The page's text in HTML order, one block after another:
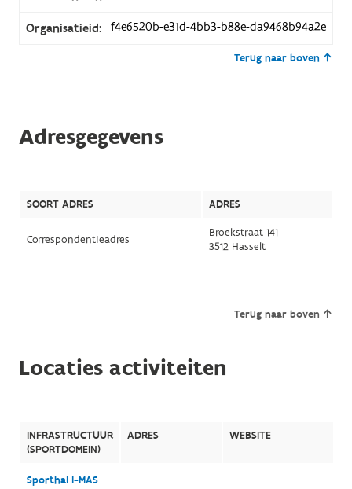
Organisatieid: f4e6520b-e31d-4bb3-b88e-da9468b94a2e
Terug naar boven
Adresgegevens
SOORT ADRES ADRES
Correspondentieadres
Broekstraat 141
3512 Hasselt
Terug naar boven
Locaties activiteiten
INFRASTRUCTUUR
(SPORTDOMEIN)
ADRES WEBSITE
Sporthal I-MAS